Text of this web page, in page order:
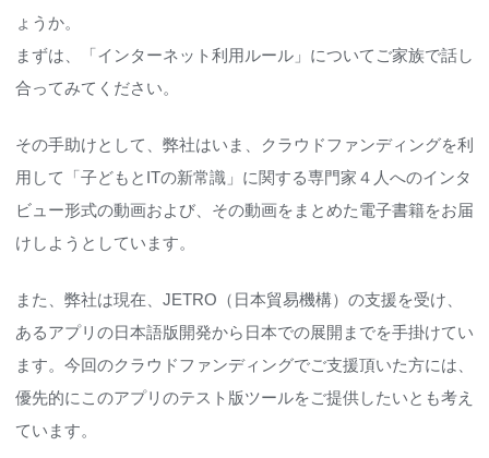
ょうか。
まずは、「インターネット利用ルール」についてご家族で話し
合ってみてください。
その手助けとして、弊社はいま、クラウドファンディングを利
用して「子どもとITの新常識」に関する専門家４人へのインタ
ビュー形式の動画および、その動画をまとめた電子書籍をお届
けしようとしています。
また、弊社は現在、JETRO（日本貿易機構）の支援を受け、
あるアプリの日本語版開発から日本での展開までを手掛けてい
ます。今回のクラウドファンディングでご支援頂いた方には、
優先的にこのアプリのテスト版ツールをご提供したいとも考え
ています。